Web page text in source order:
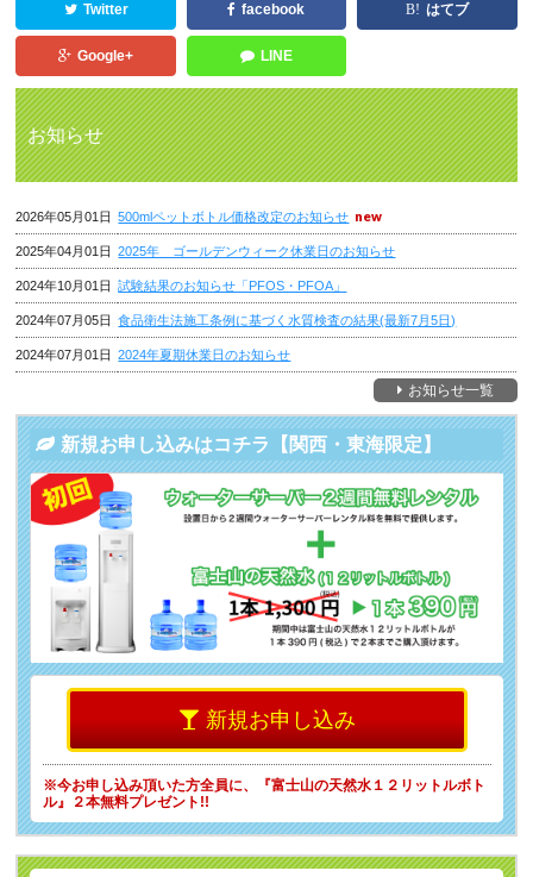
Twitter facebook はてブ
Google+ LINE
お知らせ
2026年05月01日 500mlペットボトル価格改定のお知らせ
2025年04月01日 2025年 ゴールデンウィーク休業日のお知らせ
2024年10月01日 試験結果のお知らせ「PFOS・PFOA」
2024年07月05日 食品衛生法施工条例に基づく水質検査の結果(最新7月5日)
2024年07月01日 2024年夏期休業日のお知らせ
お知らせ一覧
新規お申し込みはコチラ【関西・東海限定】
新規お申し込み
※今お申し込み頂いた方全員に、
『富士山の天然水１２リットルボト
ル』２本無料プレゼント!!